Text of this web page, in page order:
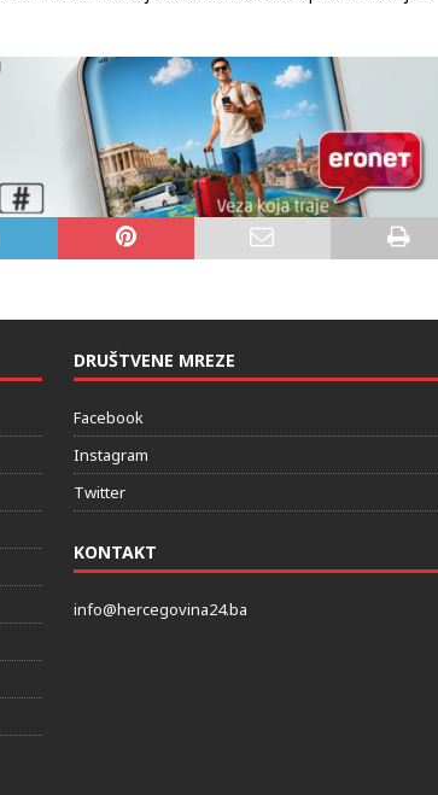
DRUŠTVENE MREZE
Facebook
Instagram
Twitter
KONTAKT
info@hercegovina24.ba